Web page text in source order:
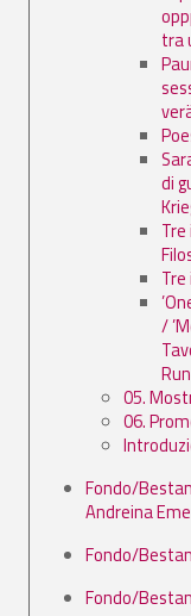
tra
di
/
05.
06.
Fondo/
Andreina
Fondo/
Fondo/